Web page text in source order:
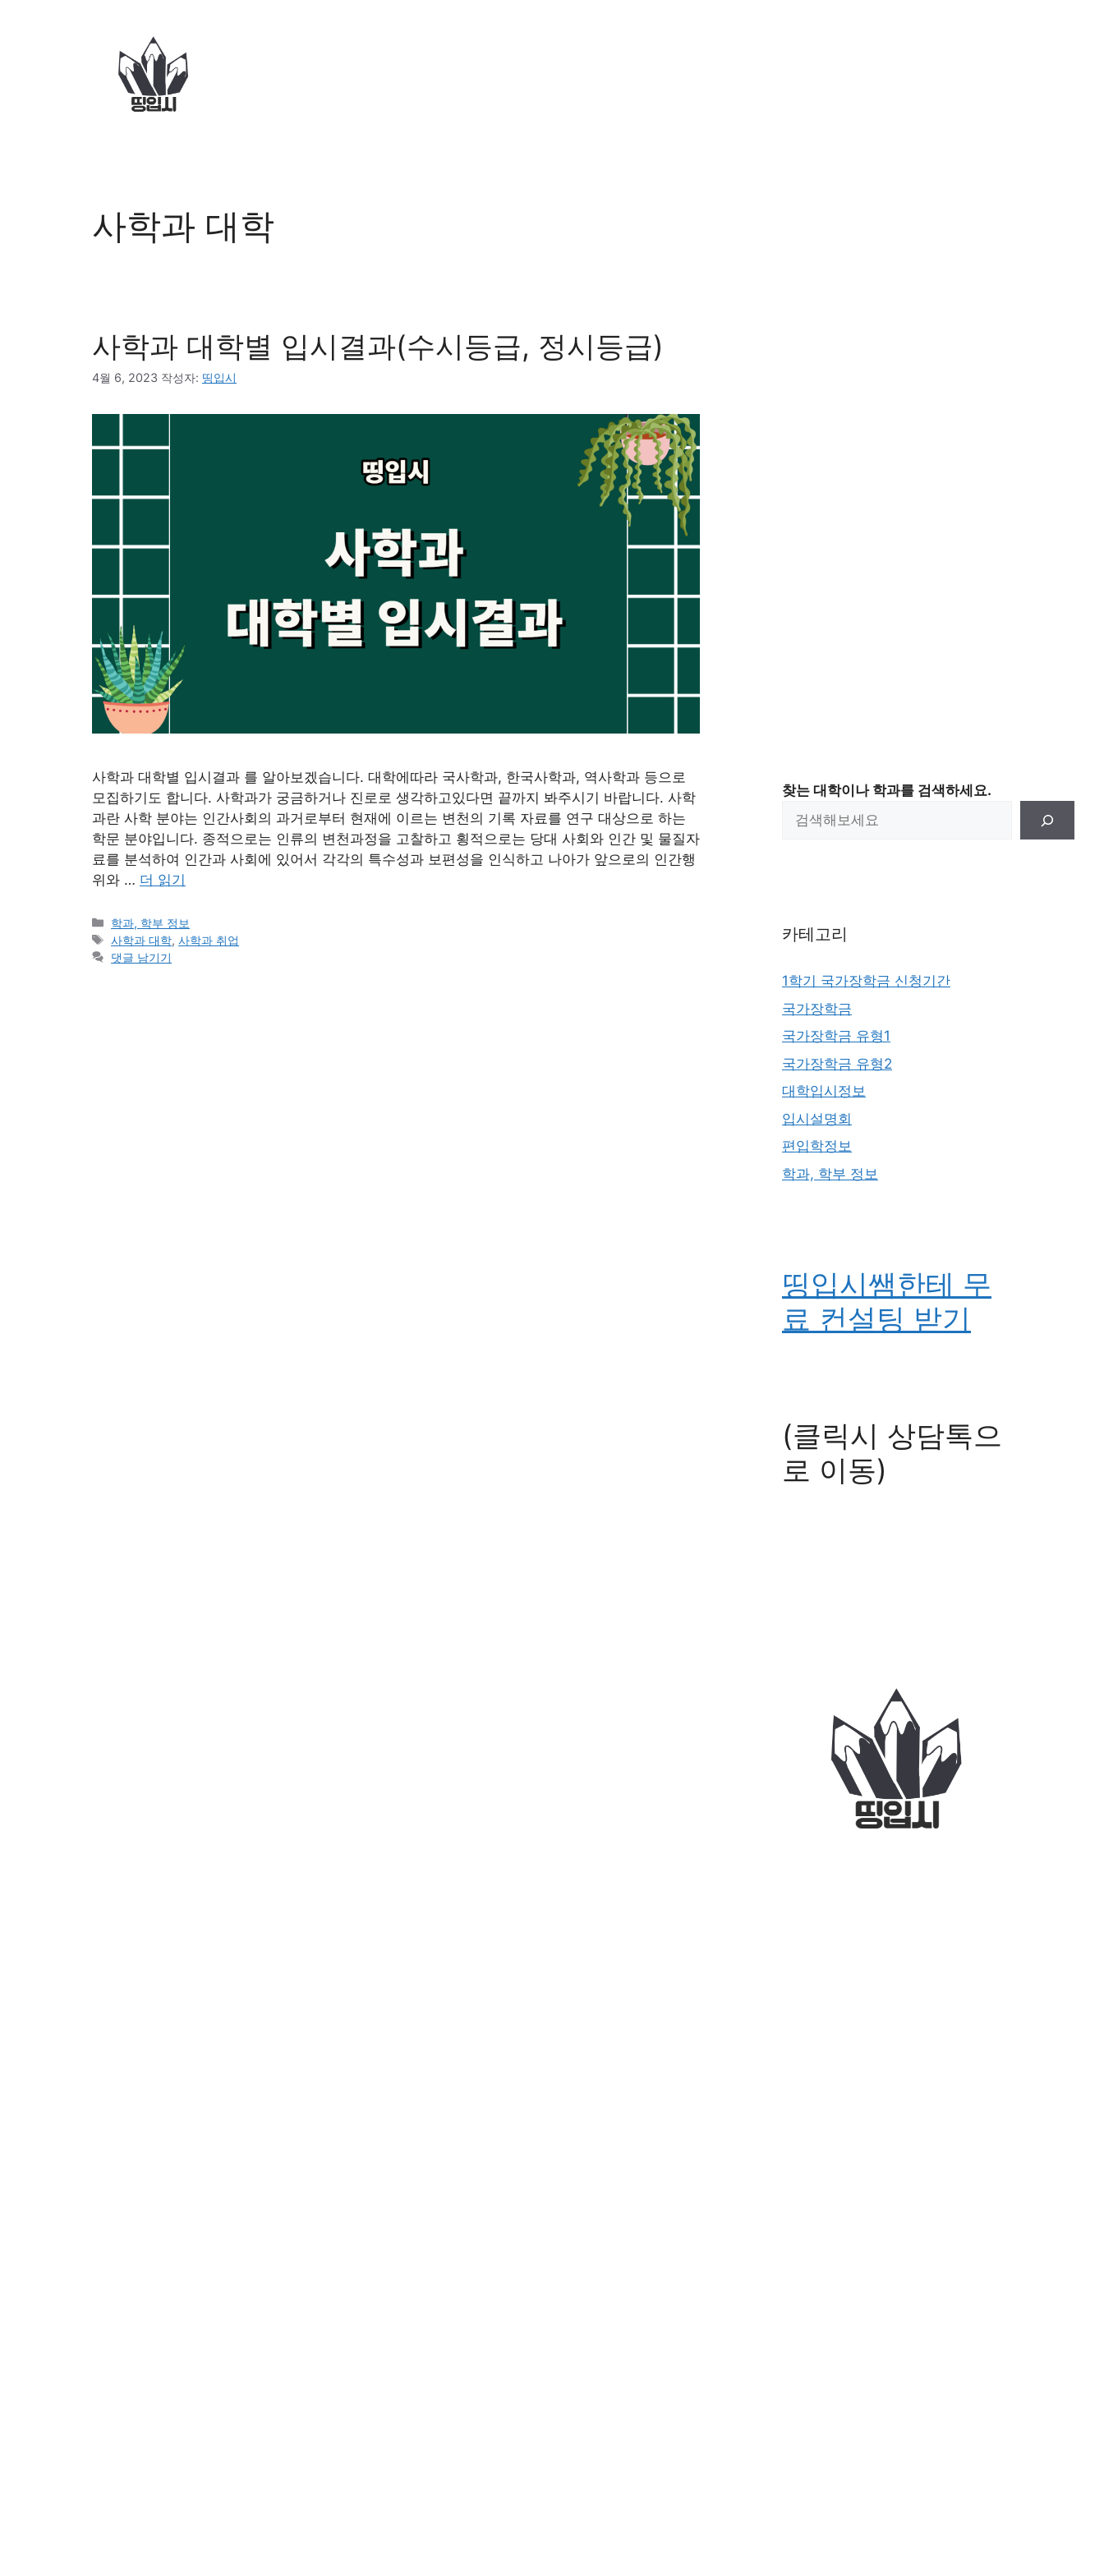
사학과 대학
사학과 대학별 입시결과(수시등급, 정시등급)
4월 6, 2023 작성자: 띵입시
사학과 대학별 입시결과 를 알아보겠습니다. 대학에따라 국사학과, 한국사학과, 역사학과 등으로
모집하기도 합니다. 사학과가 궁금하거나 진로로 생각하고있다면 끝까지 봐주시기 바랍니다. 사학
과란 사학 분야는 인간사회의 과거로부터 현재에 이르는 변천의 기록 자료를 연구 대상으로 하는
학문 분야입니다. 종적으로는 인류의 변천과정을 고찰하고 횡적으로는 당대 사회와 인간 및 물질자
료를 분석하여 인간과 사회에 있어서 각각의 특수성과 보편성을 인식하고 나아가 앞으로의 인간행
위와 … 더 읽기
카
테
고
학과, 학부 정보
태
그
사학과 대학,사학과 취업
댓글 남기기
찾는 대학이나 학과를 검색하세요.
카테고리
1학기 국가장학금 신청기간
국가장학금
국가장학금 유형1
국가장학금 유형2
대학입시정보
입시설명회
편입학정보
학과, 학부 정보
띵입시쌤한테 무
료 컨설팅 받기
(클릭시 상담톡으
로 이동)